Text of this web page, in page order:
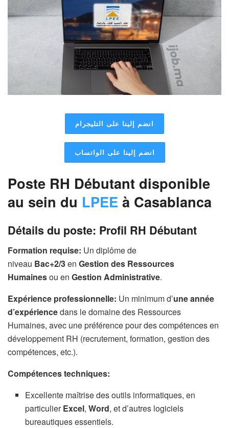
انضم إلينا على التليجرام
انضم إلينا على الواتساب
Poste RH Débutant disponible
au sein du LPEE à Casablanca
Détails du poste: Profil RH Débutant
Formation requise: Un diplôme de
niveau Bac+2/3en Gestion des Ressources
Humainesou en Gestion Administrative.
Expérience professionnelle: Un minimum d’une année
d’expériencedans le domaine des Ressources
Humaines, avec une préférence pour des compétences en
développement RH (recrutement, formation, gestion des
compétences, etc.).
Compétences techniques:
Excellente maîtrise des outils informatiques, en
particulierExcel,Word, et d’autres logiciels
bureautiques essentiels.